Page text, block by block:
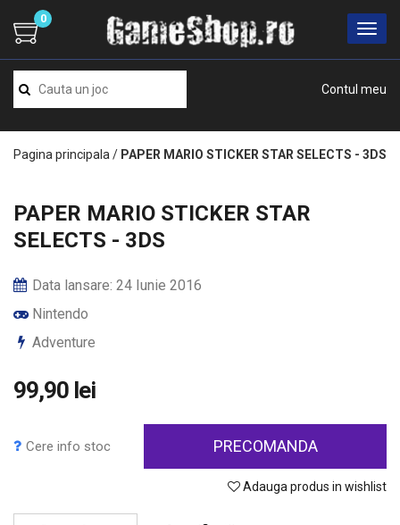
Contul meu
0
Pagina principala / PAPER MARIO STICKER STAR SELECTS - 3DS
PAPER MARIO STICKER STAR
SELECTS - 3DS
Data lansare: 24 Iunie 2016
Nintendo
Adventure
99,90 lei
Cere info stoc PRECOMANDA
Adauga produs in wishlist